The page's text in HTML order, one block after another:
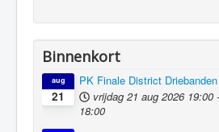
Binnenkort
21
aug
PK Finale District
vrijdag 21 aug 2026 19:00 -
18:00